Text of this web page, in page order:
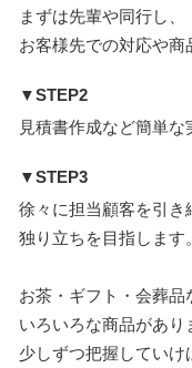
まずは先輩や同行し、
お客様先での対応や商
▼STEP2
見積書作成など簡単な
▼STEP3
徐々に担当顧客を引き
独り立ちを目指します。
お茶・ギフト・会葬品
いろいろな商品があり
少しずつ把握していけ